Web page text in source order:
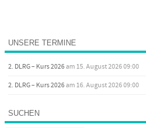
UNSERE TERMINE
2. DLRG – Kurs 2026am 15. August 2026 09:00
2. DLRG – Kurs 2026am 16. August 2026 09:00
SUCHEN